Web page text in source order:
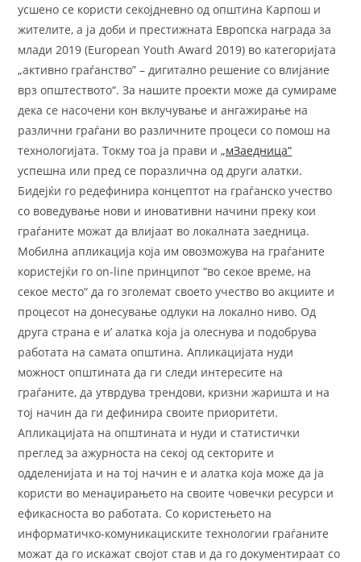
усшено се користи секојдневно од општина Карпош и
жителите, а ја доби и престижната Европска награда за
млади 2019 (European Youth Award 2019) во категоријата
„активно граѓанство” – дигитално решение со влијание
врз општеството“. За нашите проекти може да сумираме
дека се насочени кон вклучување и ангажирање на
различни граѓани во различните процеси со помош на
технологијата. Токму тоа ја прави и„мЗаедница“
успешна или пред се поразлична од други алатки.
Бидејќи го редефинира концептот на граѓанско учество
со воведување нови и иновативни начини преку кои
граѓаните можат да влијаат во локалната заедница.
Мобилна апликација која им овозможува на граѓаните
користејќи го on-line принципот “во секое време, на
секое место“ да го зголемат своето учество во акциите и
процесот на донесување одлуки на локално ниво. Од
друга страна е и’ алатка која ја олеснува и подобрува
работата на самата општина. Апликацијата нуди
можност општината да ги следи интересите на
граѓаните, да утврдува трендови, кризни жаришта и на
тој начин да ги дефинира своите приоритети.
Апликацијата на општината и нуди и статистички
преглед за ажурноста на секој од секторите и
одделенијата и на тој начин е и алатка која може да ја
користи во менаџирањето на своите човечки ресурси и
ефикасноста во работата. Со користењето на
информатичко-комуникациските технологии граѓаните
можат да го искажат својот став и да го документираат со